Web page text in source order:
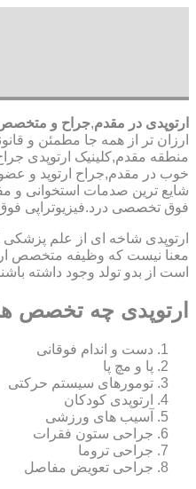
ارتوپدی در مقدم,جراح و متخصص
ارزان تر از همه جا مطمئن و قانونی شبانه روزی 24 ساعت حتی در روز
منطقه مقدم,کلینیک ارتوپدی
خوب در مقدم,جراح ارتوپد و
شایع ترین صدمات استخوانی و
فوق تخصصی درد.فیزیوتراپی
ارتوپدی شاخه ای از علم
معنا نیست که وظیفه متخصص
است از بدو تولد وجود داشته
ارتوپدی چه تخصص
دست و اندام فوقانی
پا و مچ پا
تومورهای سیستم حرکتی
ارتوپدی کودکان
آسیب های ورزشی
جراحی ستون فقرات
جراحی تروما
جراحی تعویض مفاصل